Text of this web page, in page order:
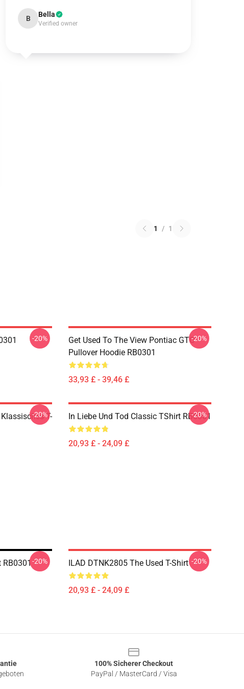
B Bella
Verified owner
1 / 1
-20%
Get Used To The View Pontiac GTO
Pullover Hoodie RB0301
33,93 £ - 39,46 £
-20%
T-
-20% In Liebe Und Tod Classic TShirt RB0301
20,93 £ - 24,09 £
-20%
-20% ILAD DTNK2805 The Used T-Shirt
20,93 £ - 24,09 £
-20%
100% Sicherer Checkout
PayPal / MasterCard / Visa